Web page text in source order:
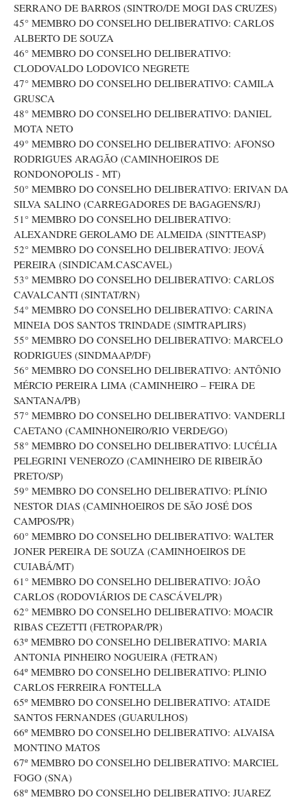
SERRANO DE BARROS (SINTRO/DE MOGI DAS CRUZES)
45° MEMBRO DO CONSELHO DELIBERATIVO: CARLOS
ALBERTO DE SOUZA
46° MEMBRO DO CONSELHO DELIBERATIVO:
CLODOVALDO LODOVICO NEGRETE
47° MEMBRO DO CONSELHO DELIBERATIVO: CAMILA
GRUSCA
48° MEMBRO DO CONSELHO DELIBERATIVO: DANIEL
MOTA NETO
49° MEMBRO DO CONSELHO DELIBERATIVO: AFONSO
RODRIGUES ARAGÃO (CAMINHOEIROS DE
RONDONOPOLIS - MT)
50° MEMBRO DO CONSELHO DELIBERATIVO: ERIVAN DA
SILVA SALINO (CARREGADORES DE BAGAGENS/RJ)
51° MEMBRO DO CONSELHO DELIBERATIVO:
ALEXANDRE GEROLAMO DE ALMEIDA (SINTTEASP)
52° MEMBRO DO CONSELHO DELIBERATIVO: JEOVÁ
PEREIRA (SINDICAM.CASCAVEL)
53° MEMBRO DO CONSELHO DELIBERATIVO: CARLOS
CAVALCANTI (SINTAT/RN)
54° MEMBRO DO CONSELHO DELIBERATIVO: CARINA
MINEIA DOS SANTOS TRINDADE (SIMTRAPLIRS)
55° MEMBRO DO CONSELHO DELIBERATIVO: MARCELO
RODRIGUES (SINDMAAP/DF)
56° MEMBRO DO CONSELHO DELIBERATIVO: ANTÔNIO
MÉRCIO PEREIRA LIMA (CAMINHEIRO – FEIRA DE
SANTANA/PB)
57° MEMBRO DO CONSELHO DELIBERATIVO: VANDERLI
CAETANO (CAMINHONEIRO/RIO VERDE/GO)
58° MEMBRO DO CONSELHO DELIBERATIVO: LUCÉLIA
PELEGRINI VENEROZO (CAMINHEIRO DE RIBEIRÃO
PRETO/SP)
59° MEMBRO DO CONSELHO DELIBERATIVO: PLÍNIO
NESTOR DIAS (CAMINHOEIROS DE SÃO JOSÉ DOS
CAMPOS/PR)
60° MEMBRO DO CONSELHO DELIBERATIVO: WALTER
JONER PEREIRA DE SOUZA (CAMINHOEIROS DE
CUIABÁ/MT)
61° MEMBRO DO CONSELHO DELIBERATIVO: JOÂO
CARLOS (RODOVIÁRIOS DE CASCÁVEL/PR)
62° MEMBRO DO CONSELHO DELIBERATIVO: MOACIR
RIBAS CEZETTI (FETROPAR/PR)
63º MEMBRO DO CONSELHO DELIBERATIVO: MARIA
ANTONIA PINHEIRO NOGUEIRA (FETRAN)
64º MEMBRO DO CONSELHO DELIBERATIVO: PLINIO
CARLOS FERREIRA FONTELLA
65º MEMBRO DO CONSELHO DELIBERATIVO: ATAIDE
SANTOS FERNANDES (GUARULHOS)
66º MEMBRO DO CONSELHO DELIBERATIVO: ALVAISA
MONTINO MATOS
67º MEMBRO DO CONSELHO DELIBERATIVO: MARCIEL
FOGO (SNA)
68º MEMBRO DO CONSELHO DELIBERATIVO: JUAREZ